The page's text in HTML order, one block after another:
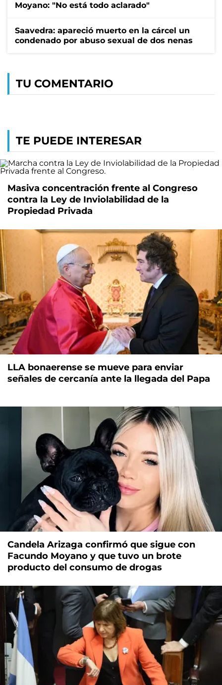
Moyano: "No está todo aclarado"
Saavedra: apareció muerto en la cárcel un
condenado por abuso sexual de dos nenas
TU COMENTARIO
TE PUEDE INTERESAR
Masiva concentración frente al Congreso
contra la Ley de Inviolabilidad de la
Propiedad Privada
LLA bonaerense se mueve para enviar
señales de cercanía ante la llegada del Papa
Candela Arizaga confirmó que sigue con
Facundo Moyano y que tuvo un brote
producto del consumo de drogas